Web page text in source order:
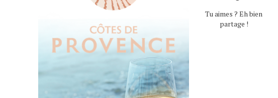
Tu aimes ? Eh bien
partage !